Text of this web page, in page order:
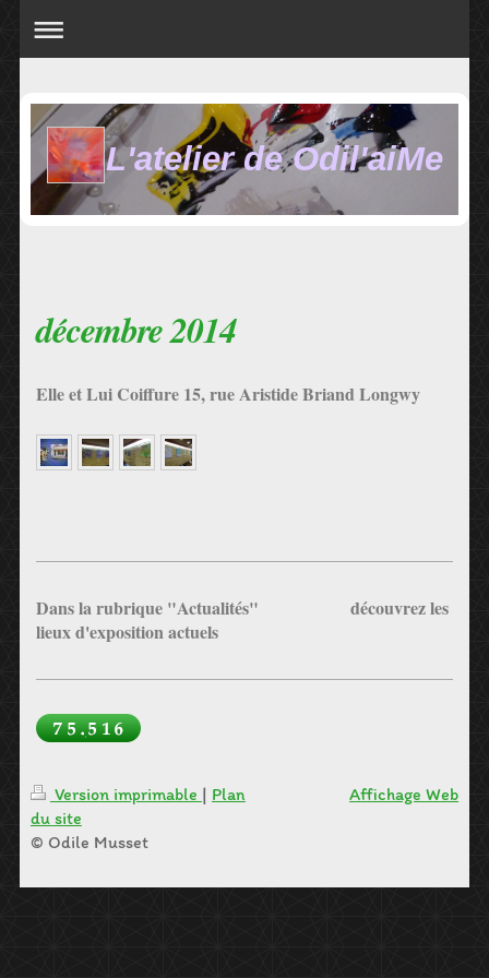
L'atelier de Odil'aiMe
décembre 2014
Elle et Lui Coiffure 15, rue Aristide Briand Longwy
Dans la rubrique "Actualités" découvrez les
lieux d'exposition actuels
Version imprimable | Plan
du site
© Odile Musset
Affichage Web